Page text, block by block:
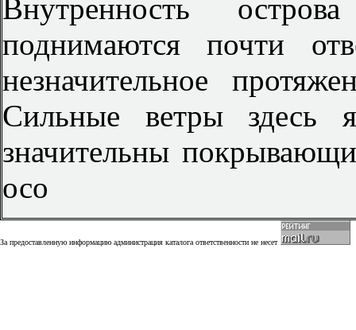
Внутренность
поднимаются почти
незначительное
Сильные ветры здесь
значительны
осо
За предоставленную информацию администрация каталога ответственности не несет